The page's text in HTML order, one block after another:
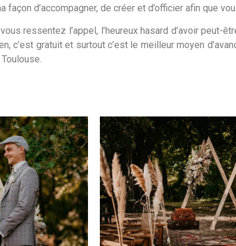
façon d’accompagner, de créer et d’officier afin que
ressentez l’appel, l’heureux hasard d’avoir peut-
c’est gratuit et surtout c’est le meilleur moyen